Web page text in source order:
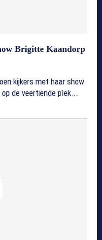
Brigitte Kaandorp
kijkers met haar show
de veertiende plek...